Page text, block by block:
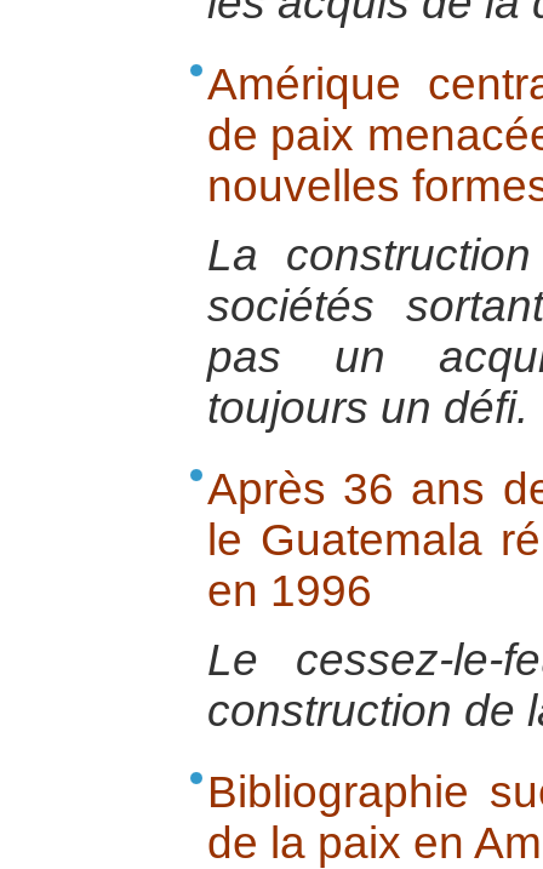
Amérique
de paix
nouvelles
La
sociétés
pas un
toujours un défi.
Après 36 ans
le Guatemala
en 1996
Le cessez-
construction de
Bibliographie
de la paix en